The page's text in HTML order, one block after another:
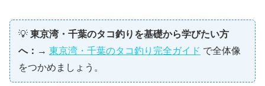
💡 東京湾・千葉のタコ釣りを基礎から学びたい方
へ： → 東京湾・千葉のタコ釣り完全ガイド で全体像
をつかめましょう。